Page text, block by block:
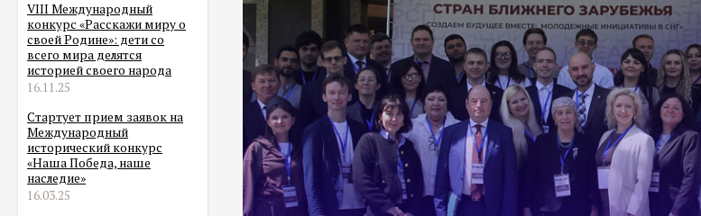
VIII Международный
конкурс «Расскажи миру о
своей Родине»: дети со
всего мира делятся
историей своего народа
16.11.25
Стартует прием заявок на
Международный
исторический конкурс
«Наша Победа, наше
наследие»
16.03.25